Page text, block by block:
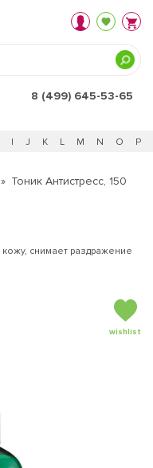
8 (499) 645-53-65
I J K L M N O P
Тоник Антистресс, 150
снимает раздражение
wishlist